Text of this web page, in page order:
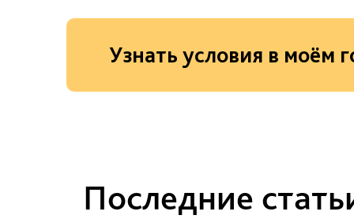
Последние
Узнать условия в моём